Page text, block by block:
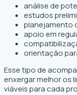
análise de
estudos
planejamento
apoio em
orientação
Esse tipo de
enxergar melhor os
viáveis para cada